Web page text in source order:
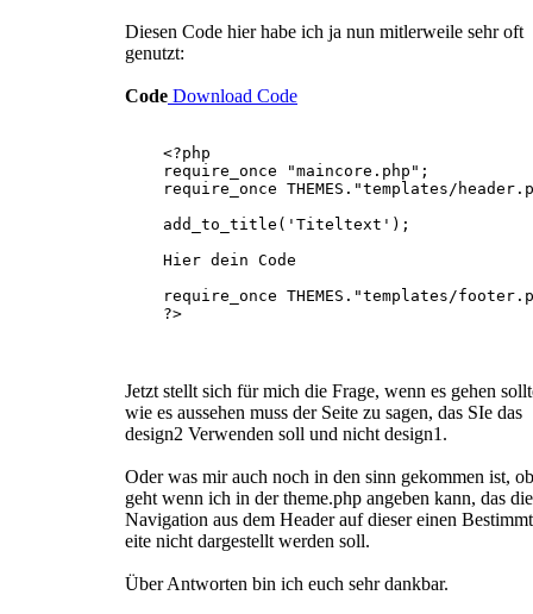
Diesen Code hier habe ich ja nun mitlerweile sehr oft
genutzt:
Code Download Code
<?php
require_once "maincore.php";
require_once THEMES."templates/
add_to_title('Titeltext');
Hier dein Code
require_once THEMES."templates/
?>
Jetzt stellt sich für mich die Frage, wenn es gehen
wie es aussehen muss der Seite zu sagen, das SIe das
design2 Verwenden soll und nicht design1.
Oder was mir auch noch in den sinn gekommen ist,
geht wenn ich in der theme.php angeben kann, das die
Navigation aus dem Header auf dieser einen
eite nicht dargestellt werden soll.
Über Antworten bin ich euch sehr dankbar.